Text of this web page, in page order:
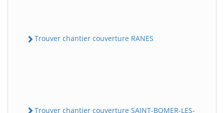
Trouver chantier couverture RANES
Trouver chantier couverture SAINT-BOMER-LES-